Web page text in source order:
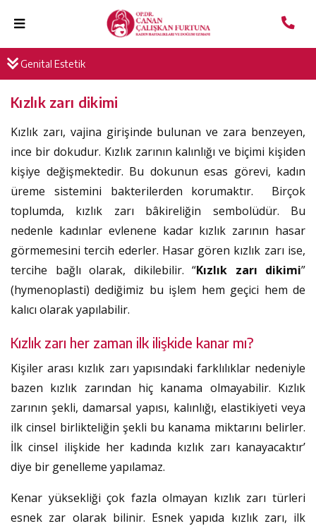
Genital Estetik
Kızlık zarı dikimi
Kızlık zarı, vajina girişinde bulunan ve zara benzeyen,
ince bir dokudur. Kızlık zarının kalınlığı ve biçimi kişiden
kişiye değişmektedir. Bu dokunun esas görevi, kadın
üreme sistemini bakterilerden korumaktır. Birçok
toplumda, kızlık zarı bâkireliğin sembolüdür. Bu
nedenle kadınlar evlenene kadar kızlık zarının hasar
görmemesini tercih ederler. Hasar gören kızlık zarı ise,
tercihe bağlı olarak, dikilebilir. “Kızlık zarı dikimi”
(hymenoplasti) dediğimiz bu işlem hem geçici hem de
kalıcı olarak yapılabilir.
Kızlık zarı her zaman ilk ilişkide kanar mı?
Kişiler arası kızlık zarı yapısındaki farklılıklar nedeniyle
bazen kızlık zarından hiç kanama olmayabilir. Kızlık
zarının şekli, damarsal yapısı, kalınlığı, elastikiyeti veya
ilk cinsel birlikteliğin şekli bu kanama miktarını belirler.
İlk cinsel ilişkide her kadında kızlık zarı kanayacaktır’
diye bir genelleme yapılamaz.
Kenar yüksekliği çok fazla olmayan kızlık zarı türleri
esnek zar olarak bilinir. Esnek yapıda kızlık zarı, ilk